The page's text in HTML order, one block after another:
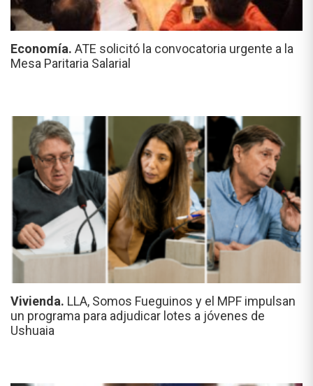
Economía. ATE solicitó la convocatoria urgente a la
Mesa Paritaria Salarial
Vivienda. LLA, Somos Fueguinos y el MPF impulsan
un programa para adjudicar lotes a jóvenes de
Ushuaia